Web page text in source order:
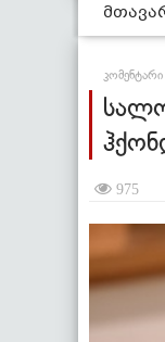
კომენტარი
975